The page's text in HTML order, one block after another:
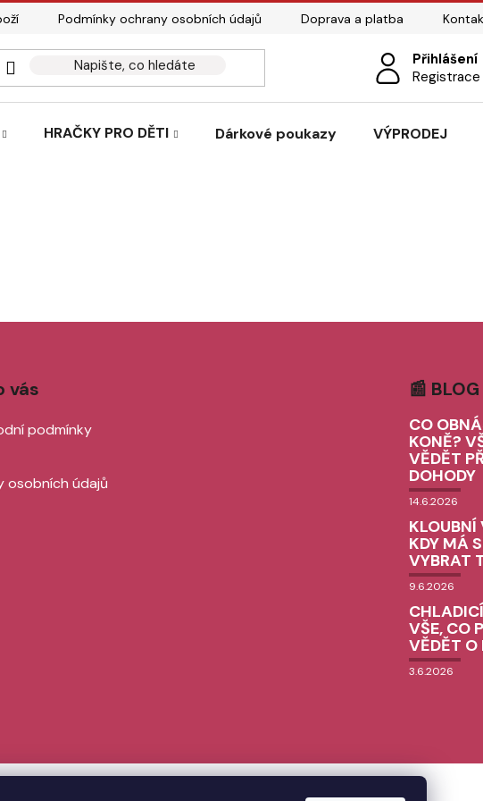
Podmínky ochrany osobních údajů Doprava a platba
Přihlášení
Registrace
HRAČKY PRO DĚTI Dárkové poukazy VÝPRODEJ
vás
podmínky
osobních údajů
📰 BLOG
CO
KONĚ?
VĚDĚT
DOHODY
14.6.2026
KLOUBNÍ
KDY MÁ
VYBRAT
9.6.2026
VŠE, CO
VĚDĚT O
3.6.2026